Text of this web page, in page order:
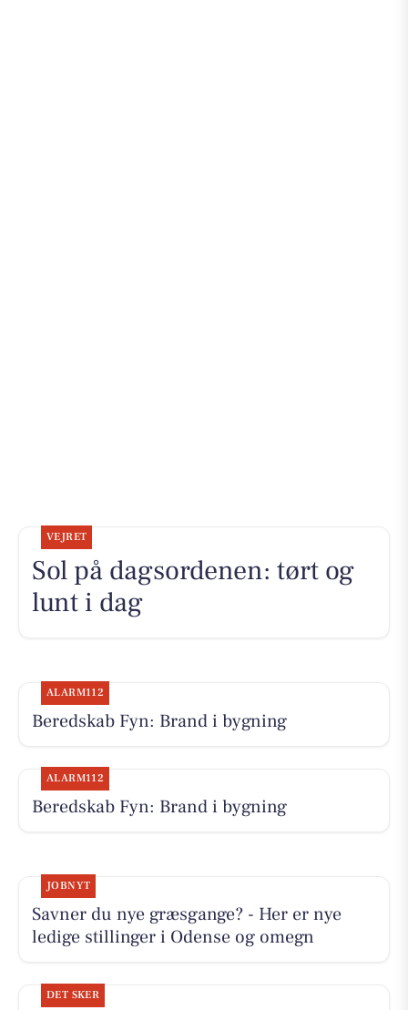
VEJRET
Sol på dagsordenen: tørt og
lunt i dag
ALARM112
Beredskab Fyn: Brand i bygning
ALARM112
Beredskab Fyn: Brand i bygning
JOBNYT
Savner du nye græsgange? - Her er nye
ledige stillinger i Odense og omegn
DET SKER